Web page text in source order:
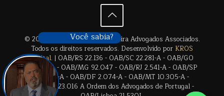
© 2024 Édison Freitas de Siqueira Advogados Associados.
Todos os direitos reservados. Desenvolvido por KROS
Digital. | OAB/RS 22.136 - OAB/SC 22.281-A - OAB/GO
28.659-A - OAB/MG 92.047 - OAB/RJ 2.541-A - OAB/SP
17.2838-A - OAB/DF 2.074-A - OAB/MT 10.305-A -
OAB/BA 23.016 A Ordem dos Advogados de Portugal -
Você sabia?